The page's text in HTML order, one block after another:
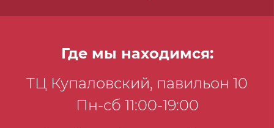
Где мы находимся:
ТЦ Купаловский, павильон 10
Пн-сб 11:00-19:00